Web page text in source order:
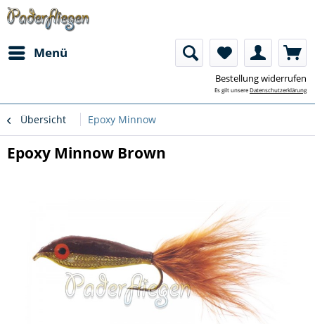
Menü
Bestellung widerrufen
Es gilt unsereDatenschutzerklärung
Übersicht Epoxy Minnow
Epoxy Minnow Brown